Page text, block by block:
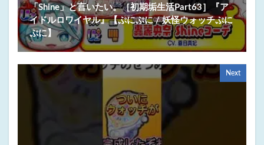
「Shine」と言いたい。［初期垢生活Part63］『ア
イドルロワイヤル』【ぷにぷに / 妖怪ウォッチぷに
ぷに】
Next